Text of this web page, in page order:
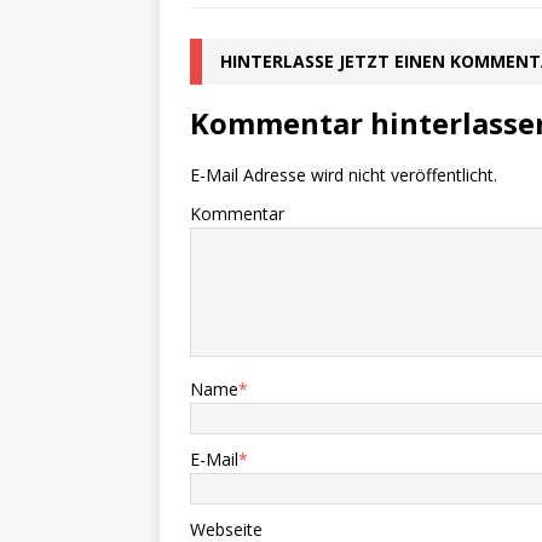
HINTERLASSE JETZT EINEN
Kommentar
E-Mail Adresse wird nicht veröffentlicht.
Kommentar
Name*
E-Mail*
Webseite